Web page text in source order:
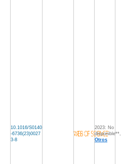
10.1016/S0140
-6736(23)0027
3-8
2023: No
disponible**,
Otros